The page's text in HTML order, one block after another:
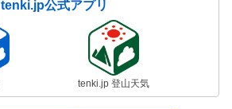
tenki.jp公式アプリ
tenki.jp 登山天気